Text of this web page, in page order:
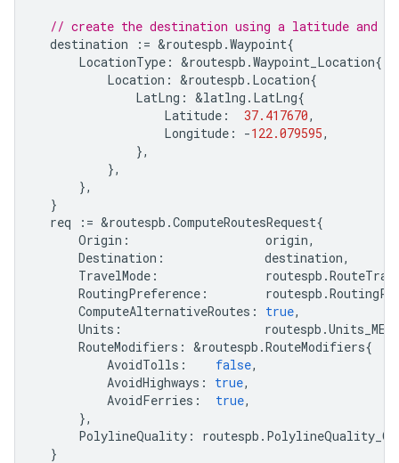
// create the destination using a latitude and
destination
:= &routespb .Waypoint{
LocationType : &routespb .Waypoint_Location{
Location : &routespb . Location{
LatLng : &latlng . LatLng{
Latitude : 37.417670,
Longitude : -122.079595,
},
},
},
}
req
:= &routespb .ComputeRoutesRequest{
Origin : origin,
Destination : destination,
TravelMode : routespb .
RoutingPreference : routespb .
ComputeAlternativeRoutes : true,
Units : routespb .
RouteModifiers : &routespb .RouteModifiers{
AvoidTolls : false,
AvoidHighways : true,
AvoidFerries : true,
},
PolylineQuality : routespb .
}